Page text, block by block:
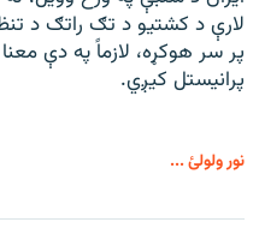
لارې د کشتیو د تګ راتګ د
پر سر هوکړه، لازماً په دې
پرانیستل کیږي.
نور ولولئ ...